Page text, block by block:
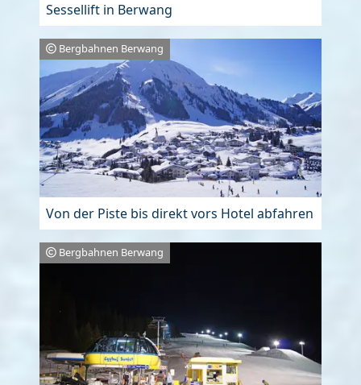
Sessellift in Berwang
Bergbahnen Berwang
Von der Piste bis direkt vors Hotel abfahren
Bergbahnen Berwang